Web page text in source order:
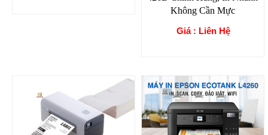
Không Cần Mực
Giá : Liên Hệ